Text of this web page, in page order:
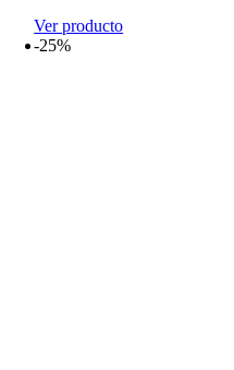
Ver producto
-25%